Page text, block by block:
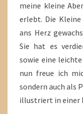
meine kleine
erlebt. Die
ans Herz
Sie hat es
sowie eine
nun freue ich
sondern auch als
illustriert in einer